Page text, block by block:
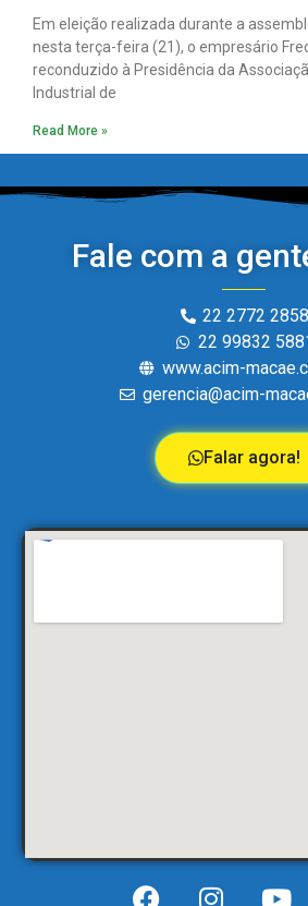
Em eleição realizada durante a
nesta terça-feira (21), o empresário
reconduzido à Presidência da
Industrial de
Read More »
Fale com a
22 2772 2858
22 99832
www.acim-
gerencia@acim-
Falar agora!